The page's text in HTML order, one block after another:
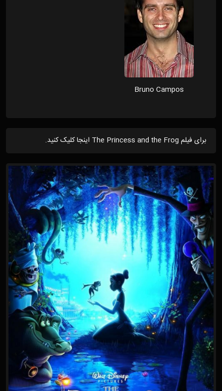
Bruno Campos
برای فیلم The Princess and the Frog اینجا کلیک کنید.